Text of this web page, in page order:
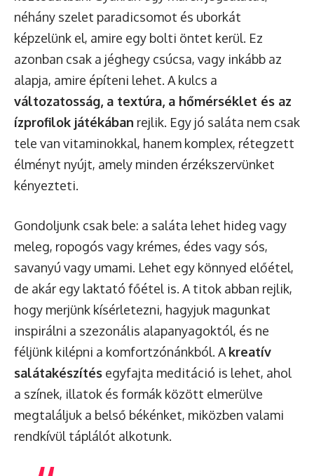
néhány szelet paradicsomot és uborkát
képzelünk el, amire egy bolti öntet kerül. Ez
azonban csak a jéghegy csúcsa, vagy inkább az
alapja, amire építeni lehet. A kulcs a
változatosság, a textúra, a hőmérséklet és az
ízprofilok játékában rejlik. Egy jó saláta nem csak
tele van vitaminokkal, hanem komplex, rétegzett
élményt nyújt, amely minden érzékszervünket
kényezteti.
Gondoljunk csak bele: a saláta lehet hideg vagy
meleg, ropogós vagy krémes, édes vagy sós,
savanyú vagy umami. Lehet egy könnyed előétel,
de akár egy laktató főétel is. A titok abban rejlik,
hogy merjünk kísérletezni, hagyjuk magunkat
inspirálni a szezonális alapanyagoktól, és ne
féljünk kilépni a komfortzónánkból. A kreatív
salátakészítés egyfajta meditáció is lehet, ahol
a színek, illatok és formák között elmerülve
megtaláljuk a belső békénket, miközben valami
rendkívül táplálót alkotunk.